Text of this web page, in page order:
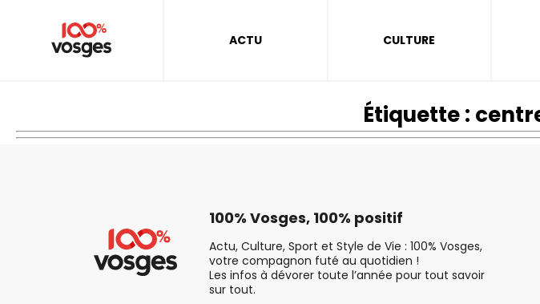
ACTU CULTURE
Étiquette :
100% Vosges, 100% positif
Actu, Culture, Sport et Style de Vie : 100% Vosges,
votre compagnon futé au quotidien !
Les infos à dévorer toute l’année pour tout savoir
sur tout.